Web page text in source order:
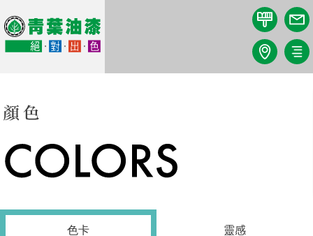
DIY教學
最新消息
知識庫
色卡
靈感